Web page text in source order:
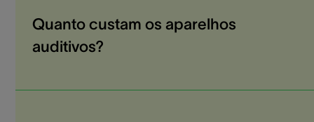
Quanto custam os aparelhos
auditivos?